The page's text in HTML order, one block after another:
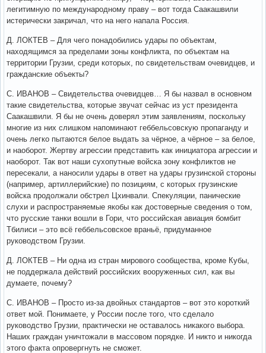
легитимную по международному праву – вот тогда Саакашвили
истерически закричал, что на него напала Россия.
Д. ЛОКТЕВ – Для чего понадобились удары по объектам,
находящимся за пределами зоны конфликта, по объектам на
территории Грузии, среди которых, по свидетельствам очевидцев, и
гражданские объекты?
С. ИВАНОВ – Свидетельства очевидцев… Я бы назвал в основном
такие свидетельства, которые звучат сейчас из уст президента
Саакашвили. Я бы не очень доверял этим заявлениям, поскольку
многие из них слишком напоминают геббельсовскую пропаганду и
очень легко пытаются белое выдать за чёрное, а чёрное – за белое,
и наоборот. Жертву агрессии представить как инициатора агрессии и
наоборот. Так вот наши сухопутные войска зону конфликтов не
пересекали, а наносили удары в ответ на удары грузинской стороны
(например, артиллерийские) по позициям, с которых грузинские
войска продолжали обстрел Цхинвали. Спекуляции, панические
слухи и распространяемые якобы как достоверные сведения о том,
что русские танки вошли в Гори, что российская авиация бомбит
Тбилиси – это всё геббельсовское враньё, придуманное
руководством Грузии.
Д. ЛОКТЕВ – Ни одна из стран мирового сообщества, кроме Кубы,
не поддержала действий российских вооруженных сил, как вы
думаете, почему?
С. ИВАНОВ – Просто из-за двойных стандартов – вот это короткий
ответ мой. Понимаете, у России после того, что сделало
руководство Грузии, практически не оставалось никакого выбора.
Наших граждан уничтожали в массовом порядке. И никто и никогда
этого факта опровергнуть не сможет.